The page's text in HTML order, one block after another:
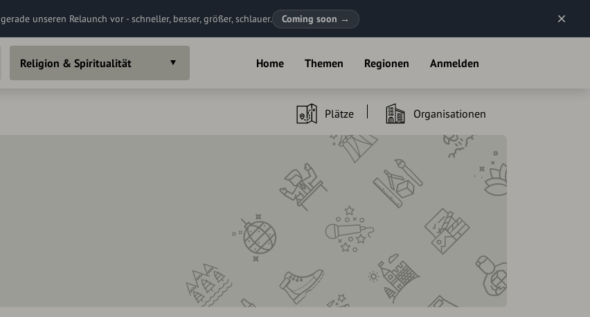
unseren Relaunch vor - schneller, besser, größer, schlauer. Coming soon →
Home Themen Regionen Anmelden
Religion & Spiritualität
Plätze Organisationen